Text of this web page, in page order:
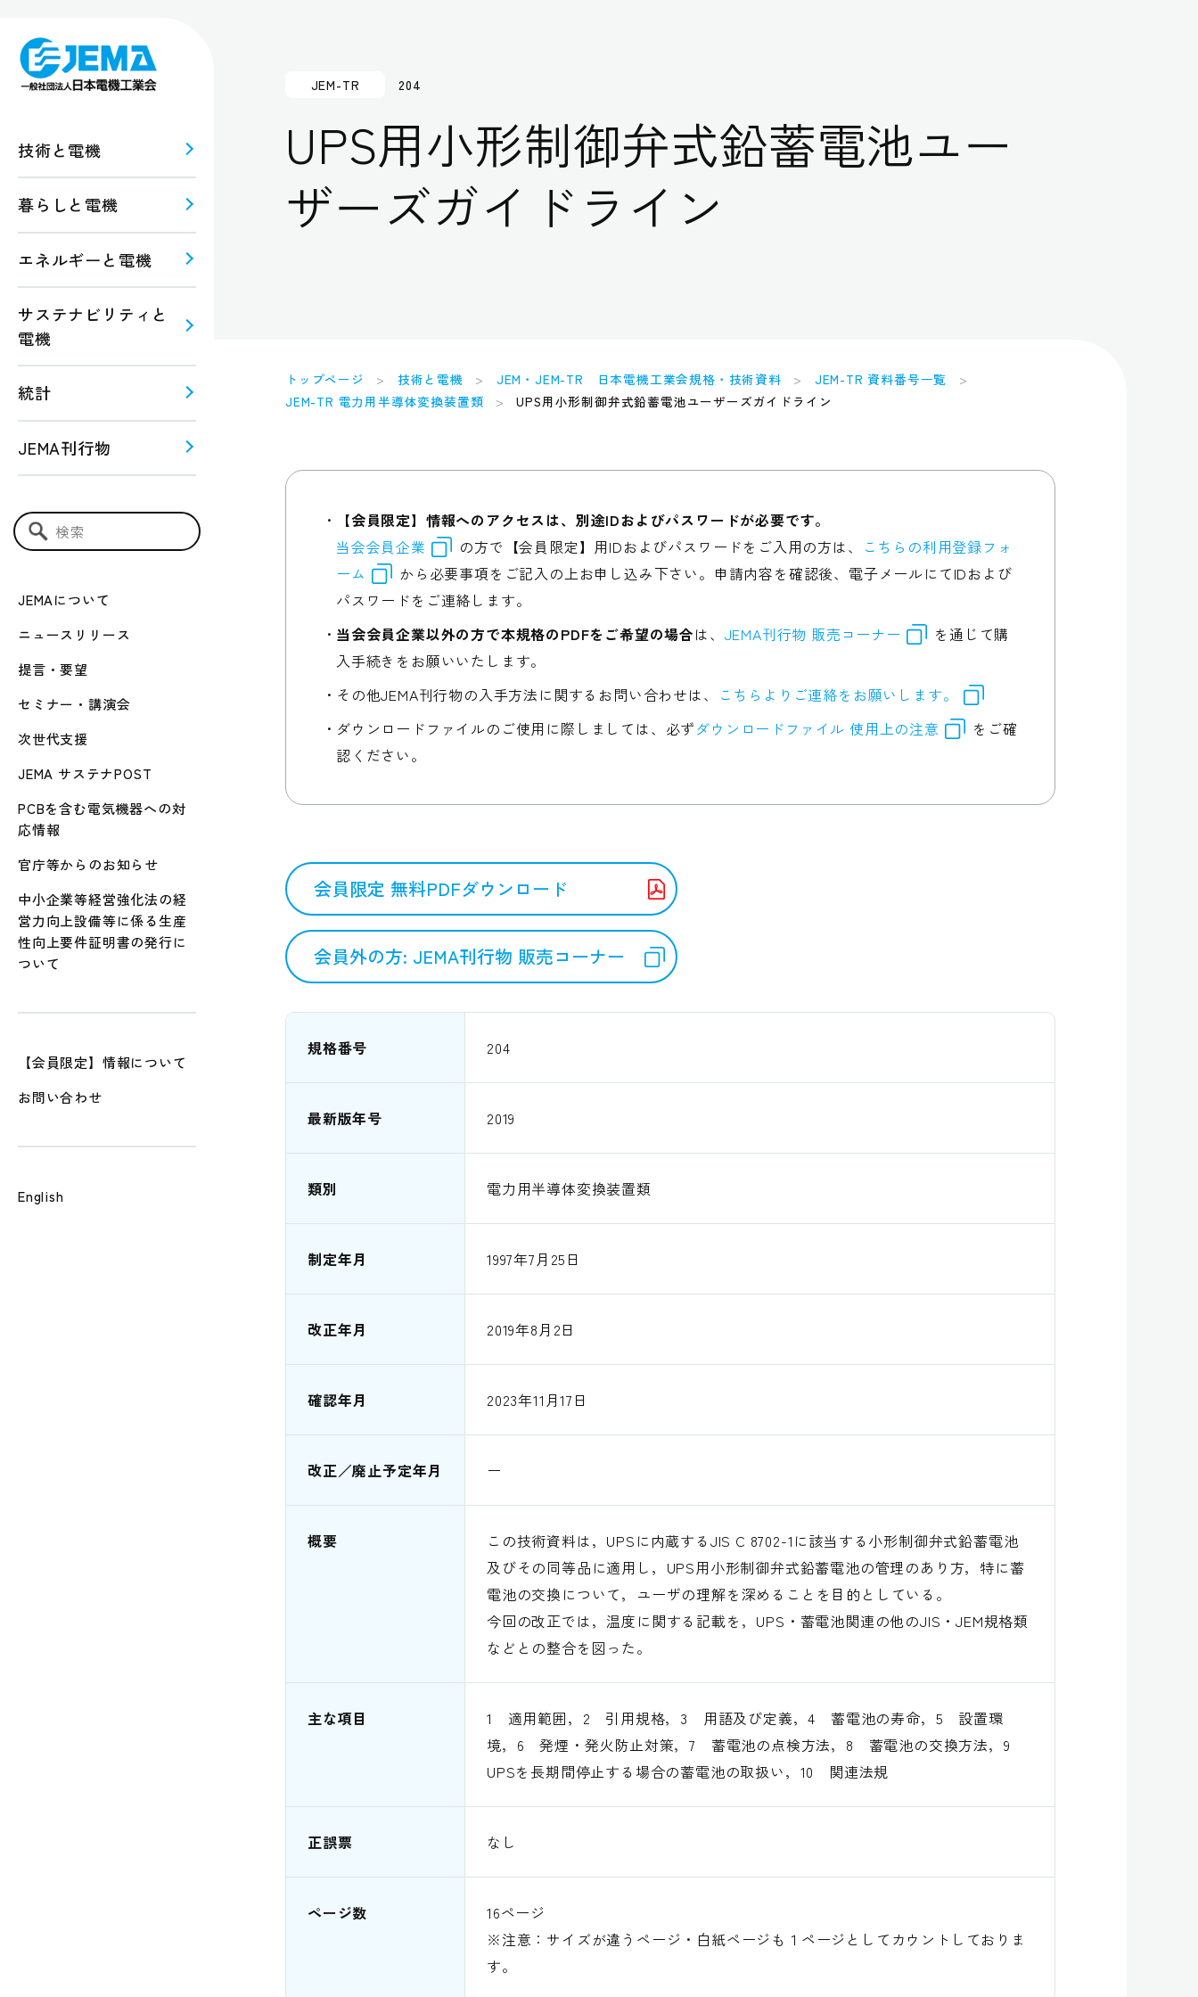
技術と電機
暮らしと電機
エネルギーと電機
サステナビリティと
電機
統計
JEMA刊行物
検索キーワード入力
JEMAについて
ニュースリリース
提言・要望
セミナー・講演会
次世代支援
JEMA サステナPOST
PCBを含む電気機器への対
応情報
官庁等からのお知らせ
中小企業等経営強化法の経
営力向上設備等に係る生産
性向上要件証明書の発行に
ついて
【会員限定】情報について
お問い合わせ
English
連
！
ギー
JEM-TR 204
UPS用小形制御弁式鉛蓄電池ユー
ザーズガイドライン
トップページ 技術と電機 JEM・JEM-TR 日本電機工業会規格・技術資料
JEM-TR 資料番号一覧
JEM-TR 電力用半導体変換装置類
UPS用小形制御弁式鉛蓄電池ユーザーズガイドライン
【会員限定】情報へのアクセスは、別途IDおよびパスワードが必要です。
当会会員企業
の方で【会員限定】用IDおよびパスワードをご入用の方は、
こちらの利用登録フォ
ーム
から必要事項をご記入の上お申し込み下さい。申請内容を確認後、電子メールにてIDおよび
パスワードをご連絡します。
当会会員企業以外の方で本規格のPDFをご希望の場合は、 JEMA刊行物 販売コーナー
を通じて購
入手続きをお願いいたします。
その他JEMA刊行物の入手方法に関するお問い合わせは、
こちらよりご連絡をお願いします。
ダウンロードファイルのご使用に際しましては、必ずダウンロードファイル 使用上の注意
をご確
認ください。
会員限定 無料PDFダウンロード
会員外の方: JEMA刊行物 販売コーナー
規格番号 204
最新版年号 2019
類別 電力用半導体変換装置類
制定年月 1997年7月25日
改正年月 2019年8月2日
確認年月 2023年11月17日
改正／廃止予定年月 ー
概要
この技術資料は，UPSに内蔵するJIS C 8702-1に該当する小形制御弁式鉛蓄電池
及びその同等品に適用し，UPS用小形制御弁式鉛蓄電池の管理のあり方，特に蓄
電池の交換について，ユーザの理解を深めることを目的としている。
今回の改正では，温度に関する記載を，UPS・蓄電池関連の他のJIS・JEM規格類
などとの整合を図った。
主な項目
1 適用範囲，2 引用規格，3 用語及び定義，4 蓄電池の寿命，5 設置環
境，6 発煙・発火防止対策，7 蓄電池の点検方法，8 蓄電池の交換方法，9
UPSを長期間停止する場合の蓄電池の取扱い，10 関連法規
正誤票 なし
ページ数
16ページ
※注意：サイズが違うページ・白紙ページも１ページとしてカウントしておりま
す。